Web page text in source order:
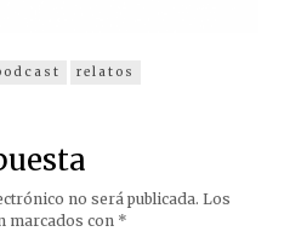
relatos
no será publicada. Los
marcados con *